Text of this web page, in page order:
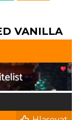
VANILLA